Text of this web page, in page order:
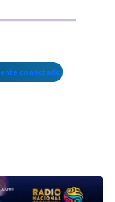
conectado